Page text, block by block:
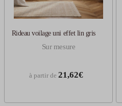
Rideau voilage uni effet lin gris
Sur mesure
à partir de 21,62€